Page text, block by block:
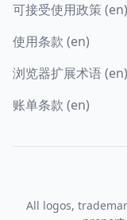
可接受使用政策 (en)
使用条款 (en)
浏览器扩展术语 (en)
账单条款 (en)
All logos,